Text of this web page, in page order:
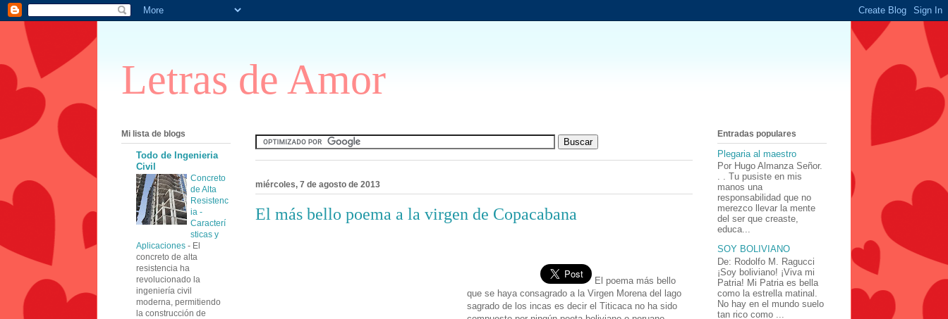
Letras de Amor
miércoles, 7 de agosto de 2013
El más bello poema a la virgen de Copacabana
El poema más bello
que se haya consagrado a la Virgen Morena del lago
sagrado de los incas es decir el Titicaca no ha sido
Mi lista de blogs
Todo de Ingenieria
Civil
Concreto
de Alta
Resistenc
ia -
Caracterí
sticas y
Aplicaciones - El
concreto de alta
resistencia ha
revolucionado la
ingeniería civil
moderna, permitiendo
la construcción de
Entradas populares
Plegaria al maestro
Por Hugo Almanza Señor.
. . Tu pusiste en mis
manos una
responsabilidad que no
merezco llevar la mente
del ser que creaste,
educa...
SOY BOLIVIANO
De: Rodolfo M. Ragucci
¡Soy boliviano! ¡Viva mi
Patria! Mi Patria es bella
como la estrella matinal.
No hay en el mundo suelo
tan rico como ...